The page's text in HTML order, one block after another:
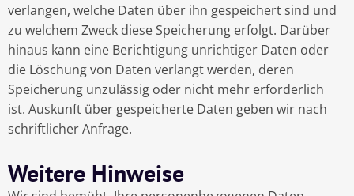
verlangen, welche Daten über ihn gespeichert sind und
zu welchem Zweck diese Speicherung erfolgt. Darüber
hinaus kann eine Berichtigung unrichtiger Daten oder
die Löschung von Daten verlangt werden, deren
Speicherung unzulässig oder nicht mehr erforderlich
ist. Auskunft über gespeicherte Daten geben wir nach
schriftlicher Anfrage.
Weitere Hinweise